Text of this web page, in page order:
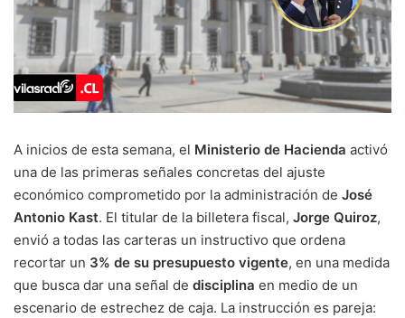
A inicios de esta semana, el Ministerio de Hacienda activó
una de las primeras señales concretas del ajuste
económico comprometido por la administración de José
Antonio Kast. El titular de la billetera fiscal, Jorge Quiroz,
envió a todas las carteras un instructivo que ordena
recortar un 3% de su presupuesto vigente, en una medida
que busca dar una señal de disciplina en medio de un
escenario de estrechez de caja. La instrucción es pareja: